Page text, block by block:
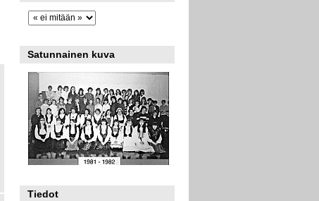
Satunnainen kuva
Tiedot